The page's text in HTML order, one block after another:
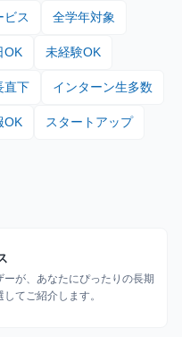
ビス 全学年対象
OK 未経験OK
直下 インターン生多数
OK スタートアップ
ーが、あなたにぴったりの長期
てご紹介します。